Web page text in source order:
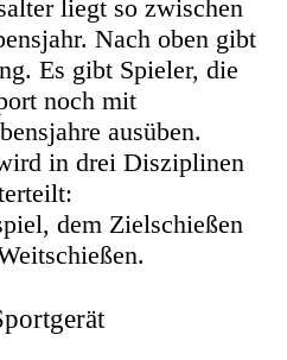
liegt so zwischen
Nach oben gibt
Es gibt Spieler, die
noch mit
ausüben.
in drei Disziplinen
dem Zielschießen